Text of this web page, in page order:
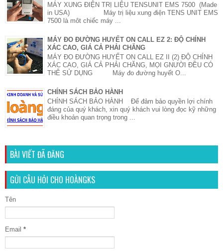
MÁY XUNG ĐIỆN TRỊ LIỆU TENSUNIT EMS 7500 (Made
in USA) Máy trị liệu xung điện TENS UNIT EMS
7500 là môt chiếc máy ...
MÁY ĐO ĐƯỜNG HUYẾT ON CALL EZ 2: ĐỘ CHÍNH
XÁC CAO, GIÁ CẢ PHẢI CHĂNG
MÁY ĐO ĐƯỜNG HUYẾT ON CALL EZ II (2) ĐỘ CHÍNH
XÁC CAO, GIÁ CẢ PHẢI CHĂNG, MỌI GNƯỜI ĐỀU CÓ
THỂ SỬ DỤNG Máy đo đường huyết O...
CHÍNH SÁCH BẢO HÀNH
CHÍNH SÁCH BẢO HÀNH Để đảm bảo quyền lợi chính
đáng của quý khách, xin quý khách vui lòng đọc kỹ những
điều khoản quan trọng trong ...
BÀI VIẾT ĐÃ ĐĂNG
GỬI CÂU HỎI CHO HOÀNGKS
Tên
Email *